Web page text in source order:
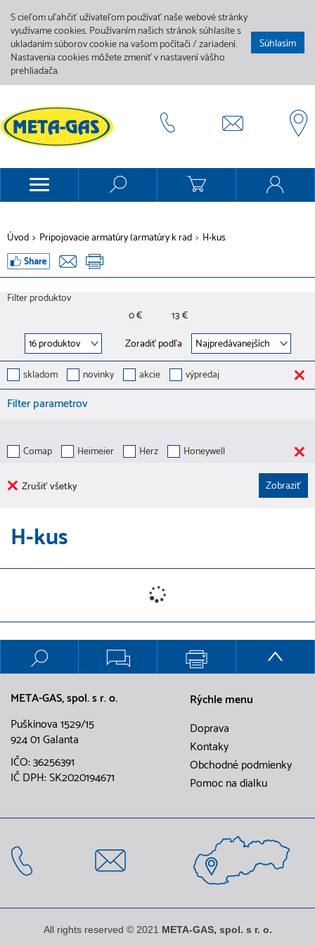
S cieľom uľahčiť užívateľom používať naše webové stránky
využívame cookies. Používaním našich stránok súhlasíte s
ukladaním súborov cookie na vašom počítači / zariadení.
Nastavenia cookies môžete zmeniť v nastavení vášho
prehliadača.
Súhlasím
Úvod > Pripojovacie armatúry (armatúry k rad > H-kus
Filter produktov
0 €
13 €
Zoradiť podľa
skladom
novinky akcie výpredaj
Filter parametrov
Comap Heimeier Herz Honeywell
Zrušiť všetky
H-kus
META-GAS, spol. s r. o.
Puškinova 1529/15
924 01 Galanta
IČO: 36256391
IČ DPH: SK2020194671
Rýchle menu
Doprava
Kontaky
Obchodné podmienky
Pomoc na dialku
All rights reserved © 2021 META-GAS, spol. s r. o.